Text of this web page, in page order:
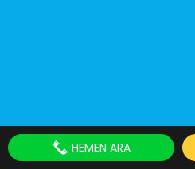
HEMEN ARA